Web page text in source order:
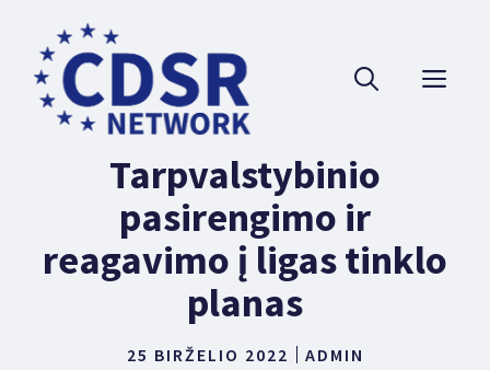
turinio
Tarpvalstybinio
pasirengimo ir
reagavimo į ligas tinklo
planas
25 BIRŽELIO 2022 ADMIN